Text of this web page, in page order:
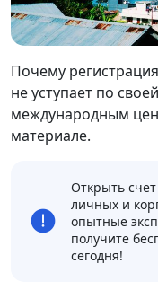
Почему
не уступает по
международным
материале.
Открыть
личных и
опытные
получите
сегодня!